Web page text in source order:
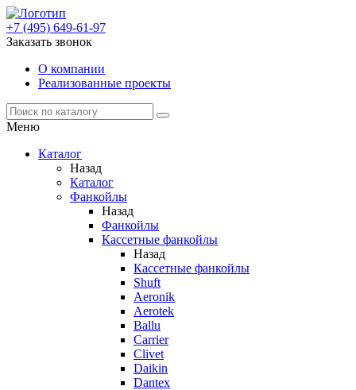
+7 (495) 649-61-97
Заказать звонок
О компании
Реализованные проекты
Меню
Каталог
Назад
Каталог
Фанкойлы
Назад
Фанкойлы
Кассетные фанкойлы
Назад
Кассетные фанкойлы
Shuft
Aeronik
Aerotek
Ballu
Carrier
Clivet
Daikin
Dantex